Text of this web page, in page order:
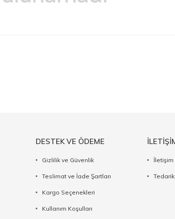
DESTEK VE ÖDEME
Gizlilik ve Güvenlik
Teslimat ve İade Şartları
Kargo Seçenekleri
Kullanım Koşulları
İletişim